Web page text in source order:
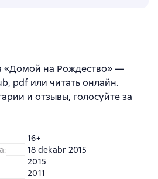
«Домой на Рождество» —
pdf или читать онлайн.
и отзывы, голосуйте за
16+
:
18 dekabr 2015
2015
2011